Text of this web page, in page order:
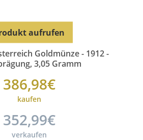
Goldmünze - 1912 -
3,05 Gramm
386,98€
kaufen
352,99€
verkaufen
aufrufen